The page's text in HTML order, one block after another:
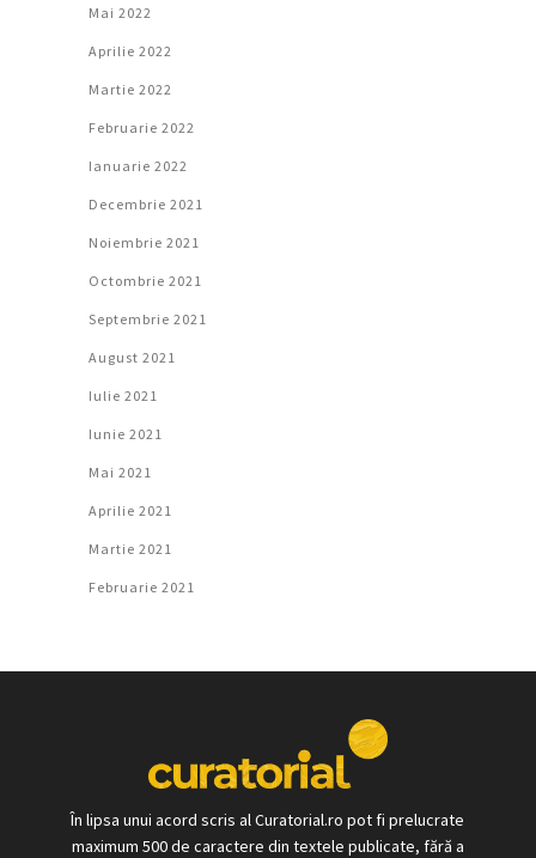
Mai 2022
Aprilie 2022
Martie 2022
Februarie 2022
Ianuarie 2022
Decembrie 2021
Noiembrie 2021
Octombrie 2021
Septembrie 2021
August 2021
Iulie 2021
Iunie 2021
Mai 2021
Aprilie 2021
Martie 2021
Februarie 2021
În lipsa unui acord scris al Curatorial.ro pot fi prelucrate
maximum 500 de caractere din textele publicate, fără a